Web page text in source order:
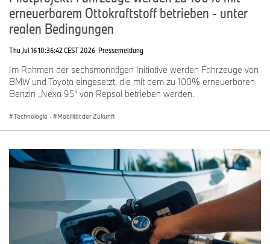
erneuerbarem Ottokraftstoff betrieben - unter
realen Bedingungen
Thu Jul 16 10:36:42 CEST 2026 Pressemeldung
Im Rahmen der sechsmonatigen Initiative werden Fahrzeuge von
BMW und Toyota eingesetzt, die mit dem zu 100% erneuerbaren
Benzin „Nexa 95“ von Repsol betrieben werden.
Technologie · Mobilität der Zukunft